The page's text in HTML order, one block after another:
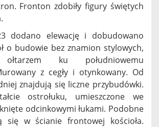
Fronton zdobiły figury świętych
dodano elewację i dobudowano
o budowie bez znamion stylowych,
ołtarzem ku południowemu
z cegły i otynkowany. Od
znajdują się liczne przybudówki.
ostrołuku, umieszczone we
odcinkowymi łukami. Podobne
się w ścianie frontowej kościoła.